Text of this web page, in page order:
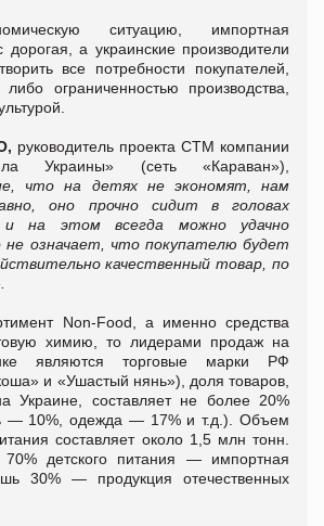
ситуацию, импортная
дорогая, а украинские производители
все потребности покупателей,
ограниченностью производства,
руководитель проекта СТМ компании
Украины» (сеть «Караван»),
что на детях не экономят, нам
оно прочно сидит в головах
и на этом всегда можно удачно
означает, что покупателю будет
качественный товар, по
Non-Food, а именно средства
химию, то лидерами продаж на
являются торговые марки РФ
и «Ушастый нянь»), доля товаров,
Украине, составляет не более 20%
— 10%, одежда — 17% и т.д.). Объем
составляет около 1,5 млн тонн.
детского питания — импортная
30% — продукция отечественных